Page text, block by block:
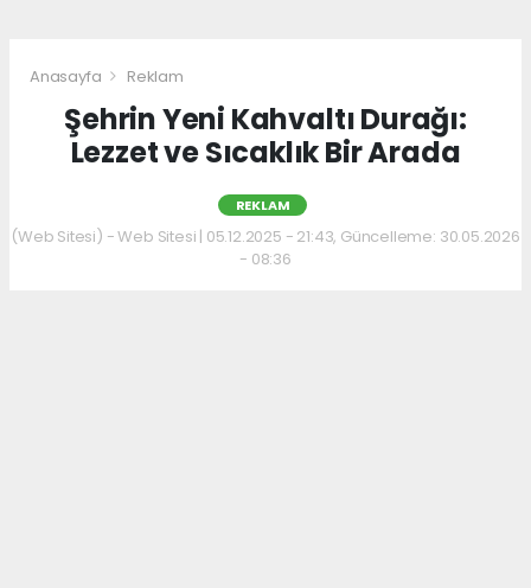
Anasayfa Reklam
Şehrin Yeni Kahvaltı Durağı:
Lezzet ve Sıcaklık Bir Arada
REKLAM
(Web Sitesi) - Web Sitesi | 05.12.2025 - 21:43, Güncelleme: 30.05.2026
- 08:36